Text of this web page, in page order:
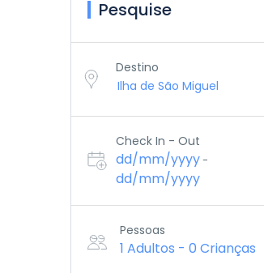
Pesquise
Destino
Check In - Out
dd/mm/yyyy-
dd/mm/yyyy
Pessoas
1 Adultos - 0 Crianças